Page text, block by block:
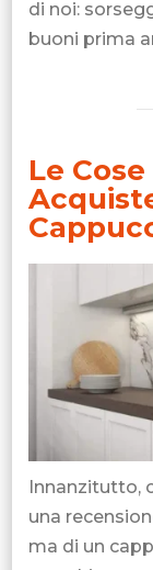
di noi:
buoni prima
Le
Innanzitutto,
una
ma di un